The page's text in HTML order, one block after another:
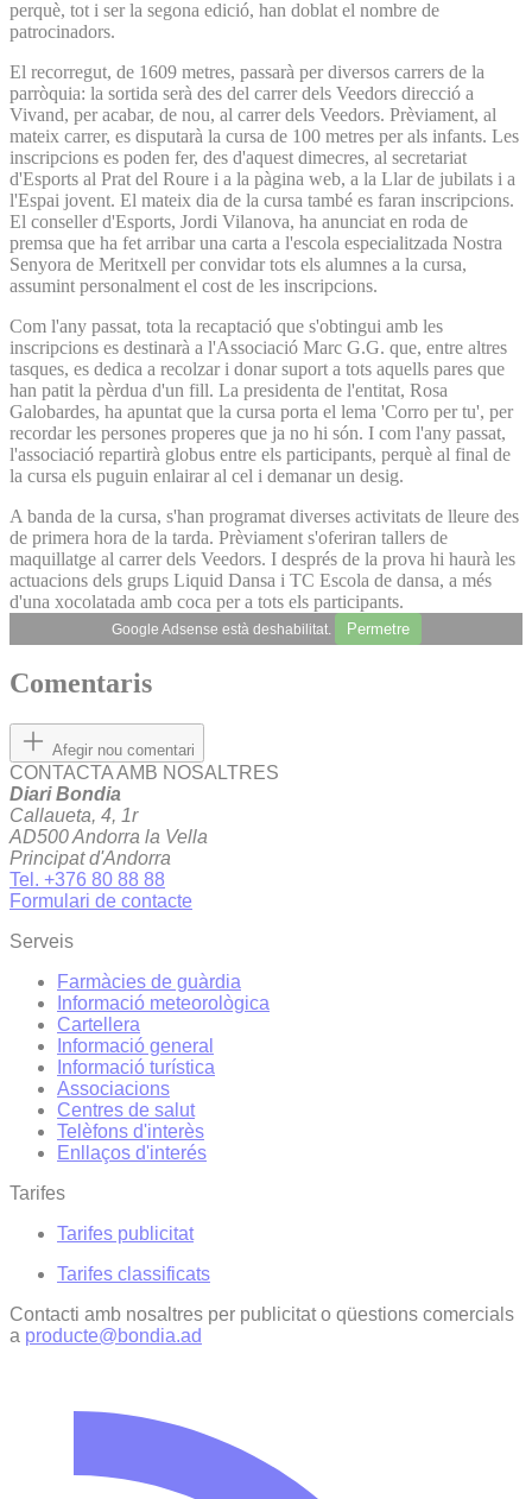
perquè, tot i ser la segona edició, han doblat el nombre de
patrocinadors.
El recorregut, de 1609 metres, passarà per diversos carrers de la
parròquia: la sortida serà des del carrer dels Veedors direcció a
Vivand, per acabar, de nou, al carrer dels Veedors. Prèviament, al
mateix carrer, es disputarà la cursa de 100 metres per als infants. Les
inscripcions es poden fer, des d'aquest dimecres, al secretariat
d'Esports al Prat del Roure i a la pàgina web, a la Llar de jubilats i a
l'Espai jovent. El mateix dia de la cursa també es faran inscripcions.
El conseller d'Esports, Jordi Vilanova, ha anunciat en roda de
premsa que ha fet arribar una carta a l'escola especialitzada Nostra
Senyora de Meritxell per convidar tots els alumnes a la cursa,
assumint personalment el cost de les inscripcions.
Com l'any passat, tota la recaptació que s'obtingui amb les
inscripcions es destinarà a l'Associació Marc G.G. que, entre altres
tasques, es dedica a recolzar i donar suport a tots aquells pares que
han patit la pèrdua d'un fill. La presidenta de l'entitat, Rosa
Galobardes, ha apuntat que la cursa porta el lema 'Corro per tu', per
recordar les persones properes que ja no hi són. I com l'any passat,
l'associació repartirà globus entre els participants, perquè al final de
la cursa els puguin enlairar al cel i demanar un desig.
A banda de la cursa, s'han programat diverses activitats de lleure des
de primera hora de la tarda. Prèviament s'oferiran tallers de
maquillatge al carrer dels Veedors. I després de la prova hi haurà les
actuacions dels grups Liquid Dansa i TC Escola de dansa, a més
d'una xocolatada amb coca per a tots els participants.
Google Adsense està deshabilitat. Permetre
Comentaris
Afegir nou comentari
CONTACTA AMB NOSALTRES
Diari Bondia
Callaueta, 4, 1r
AD500 Andorra la Vella
Principat d'Andorra
Tel. +376 80 88 88
Formulari de contacte
Serveis
Farmàcies de guàrdia
Informació meteorològica
Cartellera
Informació general
Informació turística
Associacions
Centres de salut
Telèfons d'interès
Enllaços d'interés
Tarifes
Tarifes publicitat
Tarifes classificats
Contacti amb nosaltres per publicitat o qüestions comercials
a producte@bondia.ad